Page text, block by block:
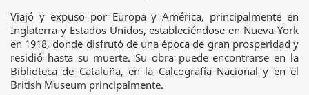
Viajó y expuso por Europa y América, principalmente en
Inglaterra y Estados Unidos, estableciéndose en Nueva York
en 1918, donde disfrutó de una época de gran prosperidad y
residió hasta su muerte. Su obra puede encontrarse en la
Biblioteca de Cataluña, en la Calcografía Nacional y en el
British Museum principalmente.